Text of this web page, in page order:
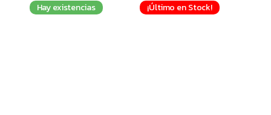
Hay existencias ¡Último en Stock!